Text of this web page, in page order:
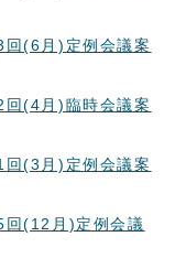
回(6月)定例会議案
回(4月)臨時会議案
回(3月)定例会議案
回(12月)定例会議